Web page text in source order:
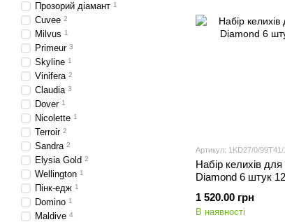
Артикул: 1KD27/0/99T41/
Набір келихів
Diamond 6 штук
1 520.00 грн
В наявності
Прозорий діамант 1
Cuvee 2
Milvus 1
Primeur 3
Skyline 1
Vinifera 2
Claudia 3
Dover 1
Nicolette 1
Terroir 2
Sandra 2
Elysia Gold 2
Wellington 1
Пінк-едж 1
Domino 1
Maldive 4